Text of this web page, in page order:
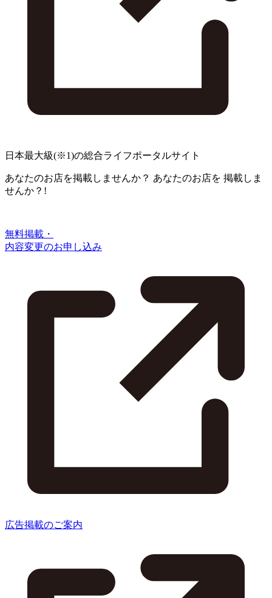
日本最大級(※1)の総合ライフポータルサイト
あなたのお店を掲載しませんか？ あなたのお店を 掲載しま
せんか？!
無料掲載・
内容変更のお申し込み
広告掲載のご案内